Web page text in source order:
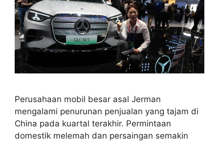
Perusahaan mobil besar asal Jerman
mengalami penurunan penjualan yang tajam di
China pada kuartal terakhir. Permintaan
domestik melemah dan persaingan semakin